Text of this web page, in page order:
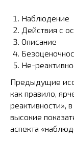
Наблюдение
Действия с
Описание
Не-
Предыдущие
как правило,
реактивности»,
высокие
аспекта